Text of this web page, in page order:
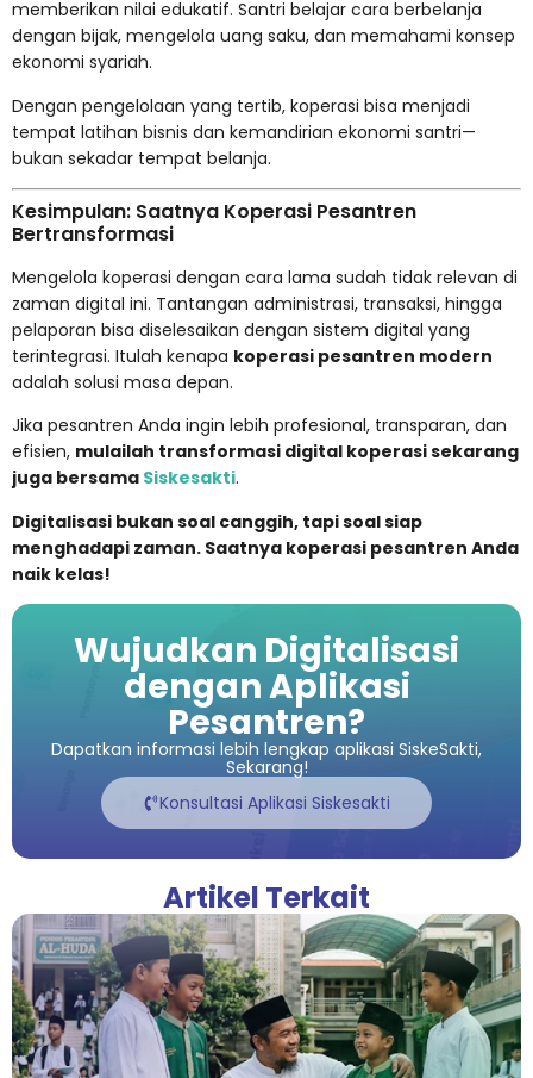
memberikan nilai edukatif. Santri belajar cara berbelanja
dengan bijak, mengelola uang saku, dan memahami konsep
ekonomi syariah.
Dengan pengelolaan yang tertib, koperasi bisa menjadi
tempat latihan bisnis dan kemandirian ekonomi santri—
bukan sekadar tempat belanja.
Kesimpulan: Saatnya Koperasi Pesantren
Bertransformasi
Mengelola koperasi dengan cara lama sudah tidak relevan di
zaman digital ini. Tantangan administrasi, transaksi, hingga
pelaporan bisa diselesaikan dengan sistem digital yang
terintegrasi. Itulah kenapa koperasi pesantren modern
adalah solusi masa depan.
Jika pesantren Anda ingin lebih profesional, transparan, dan
efisien, mulailah transformasi digital koperasi sekarang
juga bersama Siskesakti.
Digitalisasi bukan soal canggih, tapi soal siap
menghadapi zaman. Saatnya koperasi pesantren Anda
naik kelas!
Wujudkan Digitalisasi
dengan Aplikasi
Pesantren?
Dapatkan informasi lebih lengkap aplikasi SiskeSakti,
Sekarang!
Konsultasi Aplikasi Siskesakti
Artikel Terkait